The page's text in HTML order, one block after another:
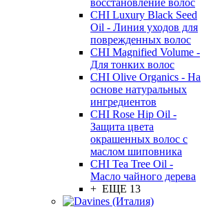
восстановление волос
CHI Luxury Black Seed
Oil - Линия уходов для
поврежденных волос
CHI Magnified Volume -
Для тонких волос
CHI Olive Organics - На
основе натуральных
ингредиентов
CHI Rose Hip Oil -
Защита цвета
окрашенных волос с
маслом шиповника
CHI Tea Tree Oil -
Масло чайного дерева
+ ЕЩЕ 13